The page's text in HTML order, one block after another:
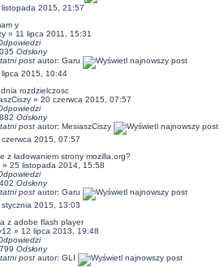
listopada 2015, 21:57
y
» 11 lipca 2011, 15:31
Odsłony
post autor: Garu
lipca 2015, 10:44
rozdzielczosc
» 20 czerwca 2015, 07:57
Odsłony
post autor: MesiaszCiszy
2015, 07:57
z ładowaniem strony mozilla.org?
» 25 listopada 2014, 15:58
Odsłony
post autor: Garu
stycznia 2015, 13:03
z adobe flash player
» 12 lipca 2013, 19:48
Odsłony
post autor: GLI